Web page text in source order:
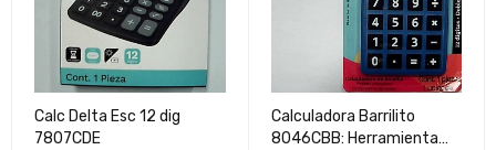
Calc Delta Esc 12 dig
7807CDE
Calculadora Barrilito
8046CBB: Herramienta